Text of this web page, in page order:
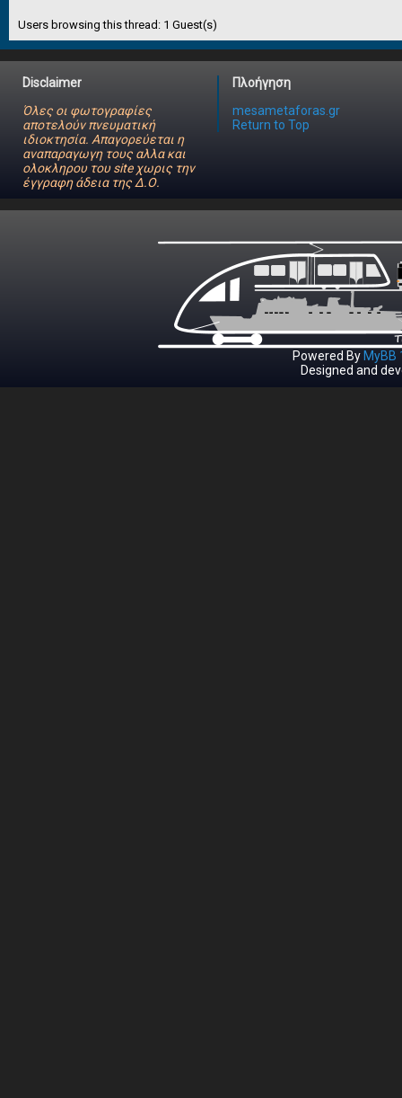
Users browsing this thread: 1 Guest(s)
Disclaimer
Όλες οι φωτογραφίες
αποτελούν πνευματική
ιδιοκτησία. Απαγορεύεται η
αναπαραγωγη τους αλλα και
ολοκληρου του site χωρις την
έγγραφη άδεια της Δ.Ο.
Πλοήγηση
mesametaforas.gr
Return to Top
Powered By MyBB
Designed and